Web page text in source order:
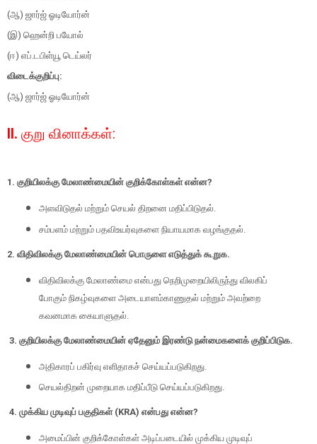
(ஆ) ஜார்ஜ் ஓடியோர்ன்
(இ) ஹென்றி பயோல்
(ஈ) எப்.டபிள்யூ டெய்லர்
விடைக்குறிப்பு:
(ஆ) ஜார்ஜ் ஓடியோர்ன்
II. குறு வினாக்கள்:
1. குறியிலக்கு மேலாண்மையின் குறிக்கோள்கள் என்ன?
அளவிடுதல் மற்றும் செயல் திறனை மதிப்பிடுதல்.
சம்பளம் மற்றும் பதவிஉயர்வுகளை நியாயமாக வழங்குதல்.
2. விதிவிலக்கு மேலாண்மையின் பொருளை எடுத்துக் கூறுக.
விதிவிலக்கு மேலாண்மை என்பது நெறிமுறையிலிருந்து விலகிப்
போகும் நிகழ்வுகளை அடையாளம்காணுதல் மற்றும் அவற்றை
கவனமாக கையாளுதல்.
3. குறியிலக்கு மேலாண்மையின் ஏதேனும் இரண்டு நன்மைகளைக் குறிப்பிடுக.
அதிகாரப் பகிர்வு எளிதாகச் செய்யப்படுகிறது.
செயல்திறன் முறையாக மதிப்பீடு செய்யப்படுகிறது.
4. முக்கிய முடிவுப் பகுதிகள் (KRA) என்பது என்ன?
அமைப்பின் குறிக்கோள்கள் அடிப்படையில் முக்கிய முடிவுப்